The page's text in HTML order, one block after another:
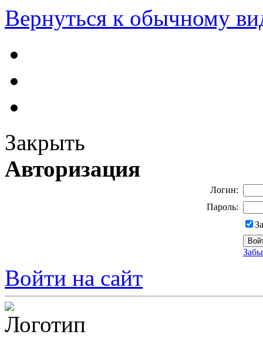
Вернуться к обычному
Закрыть
Авторизация
Логин:
Пароль:
Войти на сайт